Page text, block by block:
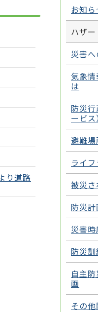
り道路
お知ら
ハザ
災害
気象
は
防災
ービス）
避難
ライ
被災
防災計
災害
防災
自主
画
その